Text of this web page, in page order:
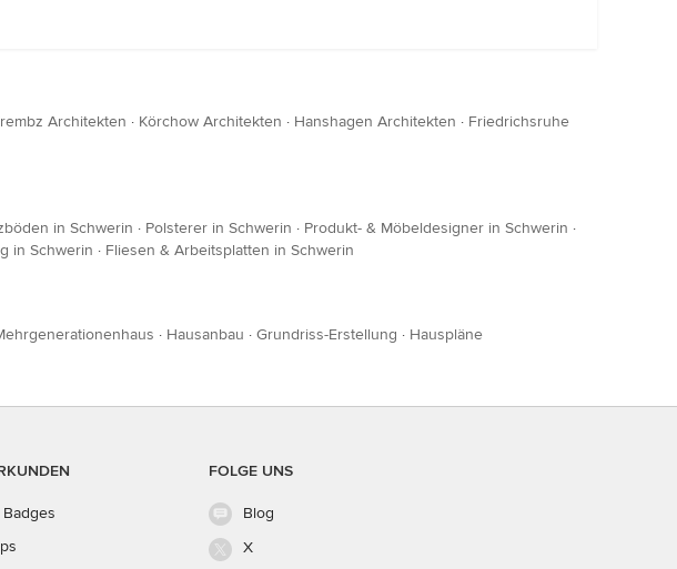
Architekten · Körchow Architekten · Hanshagen Architekten · Friedrichsruhe
in Schwerin · Polsterer in Schwerin · Produkt- & Möbeldesigner in Schwerin ·
in Schwerin · Fliesen & Arbeitsplatten in Schwerin
· Hausanbau · Grundriss-Erstellung · Hauspläne
FOLGE UNS
Blog
X